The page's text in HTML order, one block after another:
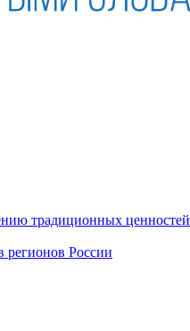
традиционных ценностей
регионов России